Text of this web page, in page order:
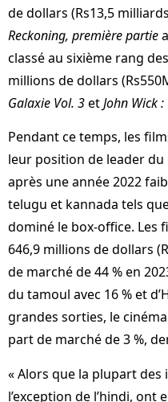
de dollars (Rs13,5
Reckoning, première partie
classé au sixième rang
millions de dollars
Galaxie Vol. 3etJohn Wick
Pendant ce temps, les
leur position de leader du
après une année 2022
telugu et kannada tels
dominé le box-office. Les
646,9 millions de dollars
de marché de 44 % en
du tamoul avec 16 % et
grandes sorties, le
part de marché de 3 %,
« Alors que la plupart
l’exception de l’hindi, ont